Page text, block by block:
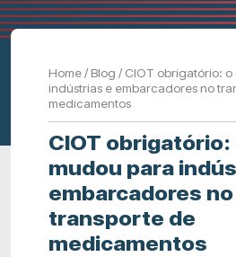
Home/Blog /CIOT obrigatório:
indústrias e embarcadores no
medicamentos
CIOT obrigatório:
mudou para
embarcadores no
transporte de
medicamentos